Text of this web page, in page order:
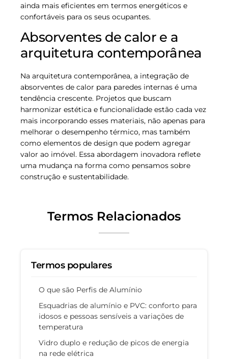
ainda mais eficientes em termos energéticos e
confortáveis para os seus ocupantes.
Absorventes de calor e a
arquitetura contemporânea
Na arquitetura contemporânea, a integração de
absorventes de calor para paredes internas é uma
tendência crescente. Projetos que buscam
harmonizar estética e funcionalidade estão cada vez
mais incorporando esses materiais, não apenas para
melhorar o desempenho térmico, mas também
como elementos de design que podem agregar
valor ao imóvel. Essa abordagem inovadora reflete
uma mudança na forma como pensamos sobre
construção e sustentabilidade.
Termos Relacionados
Termos populares
O que são Perfis de Alumínio
Esquadrias de alumínio e PVC: conforto para
idosos e pessoas sensíveis a variações de
temperatura
Vidro duplo e redução de picos de energia
na rede elétrica